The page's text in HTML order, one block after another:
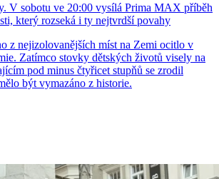
V sobotu ve 20:00 vysílá Prima MAX příběh
který rozseká i ty nejtvrdší povahy
z nejizolovanějších míst na Zemi ocitlo v
Zatímco stovky dětských životů visely na
pod minus čtyřicet stupňů se zrodil
být vymazáno z historie.